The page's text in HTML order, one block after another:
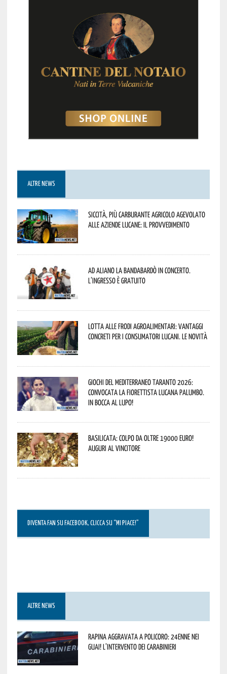
ALTRE NEWS
Siccità, più carburante agricolo agevolato
alle aziende lucane: il provvedimento
Ad Aliano la Bandabardò in concerto.
L’ingresso è gratuito
Lotta alle frodi agroalimentari: vantaggi
concreti per i consumatori lucani. Le novità
Giochi del Mediterraneo Taranto 2026:
convocata la fiorettista lucana Palumbo.
In bocca al lupo!
Basilicata: colpo da oltre 19000 Euro!
Auguri al vincitore
DIVENTA FAN SU FACEBOOK, CLICCA SU “MI PIACE!”
ALTRE NEWS
Rapina aggravata a Policoro: 24enne nei
guai! L’intervento dei Carabinieri